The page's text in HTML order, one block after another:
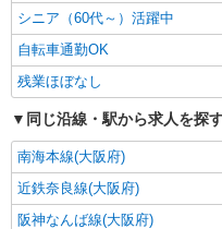
シニア（60代～）活躍中
自転車通勤OK
残業ほぼなし
同じ沿線・駅から求人を探
南海本線(大阪府)
近鉄奈良線(大阪府)
阪神なんば線(大阪府)